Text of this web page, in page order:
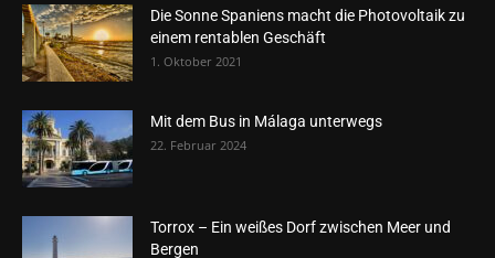
Die Sonne Spaniens macht die Photovoltaik zu
einem rentablen Geschäft
1. Oktober 2021
Mit dem Bus in Málaga unterwegs
22. Februar 2024
Torrox – Ein weißes Dorf zwischen Meer und
Bergen